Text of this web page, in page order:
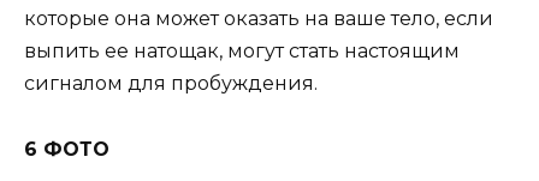
которые она может оказать на ваше тело, если
выпить ее натощак, могут стать настоящим
сигналом для пробуждения.
6 ФОТО